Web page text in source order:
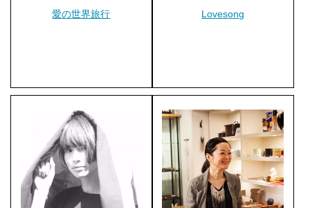
愛の世界旅行 Lovesong